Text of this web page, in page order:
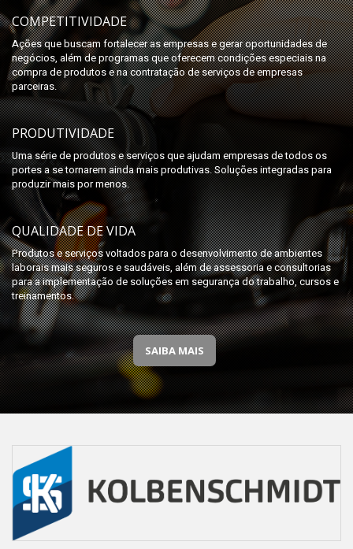
COMPETITIVIDADE
Ações que buscam fortalecer as empresas e gerar oportunidades de
negócios, além de programas que oferecem condições especiais na
compra de produtos e na contratação de serviços de empresas
parceiras.
PRODUTIVIDADE
Uma série de produtos e serviços que ajudam empresas de todos os
portes a se tornarem ainda mais produtivas. Soluções integradas para
produzir mais por menos.
QUALIDADE DE VIDA
Produtos e serviços voltados para o desenvolvimento de ambientes
laborais mais seguros e saudáveis, além de assessoria e consultorias
para a implementação de soluções em segurança do trabalho, cursos e
treinamentos.
SAIBA MAIS